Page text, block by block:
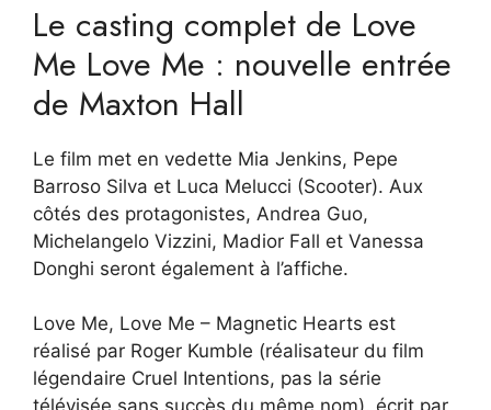
Le casting complet de Love
Me Love Me : nouvelle entrée
de Maxton Hall
Le film met en vedette Mia Jenkins, Pepe
Barroso Silva et Luca Melucci (Scooter). Aux
côtés des protagonistes, Andrea Guo,
Michelangelo Vizzini, Madior Fall et Vanessa
Donghi seront également à l’affiche.
Love Me, Love Me – Magnetic Hearts est
réalisé par Roger Kumble (réalisateur du film
légendaire Cruel Intentions, pas la série
télévisée sans succès du même nom), écrit par